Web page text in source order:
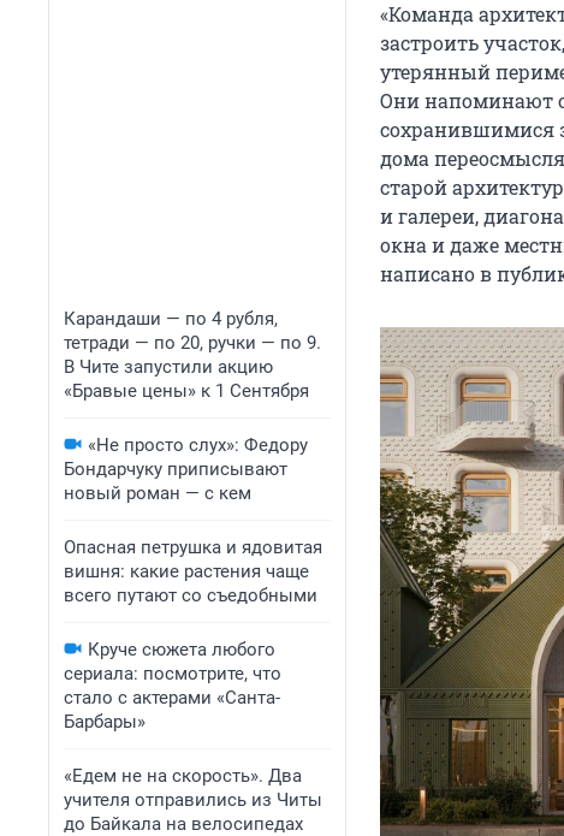
Карандаши — по 4 рубля,
тетради — по 20, ручки — по 9.
В Чите запустили акцию
«Бравые цены» к 1 Сентября
«Не просто слух»: Федору
Бондарчуку приписывают
новый роман — с кем
Опасная петрушка и ядовитая
вишня: какие растения чаще
всего путают со съедобными
Круче сюжета любого
сериала: посмотрите, что
стало с актерами «Санта-
Барбары»
«Едем не на скорость». Два
учителя отправились из Читы
до Байкала на велосипедах
«Команда
застроить
утерянный
Они напоминают
сохранившимися
дома
старой
и галереи,
окна и даже
написано в